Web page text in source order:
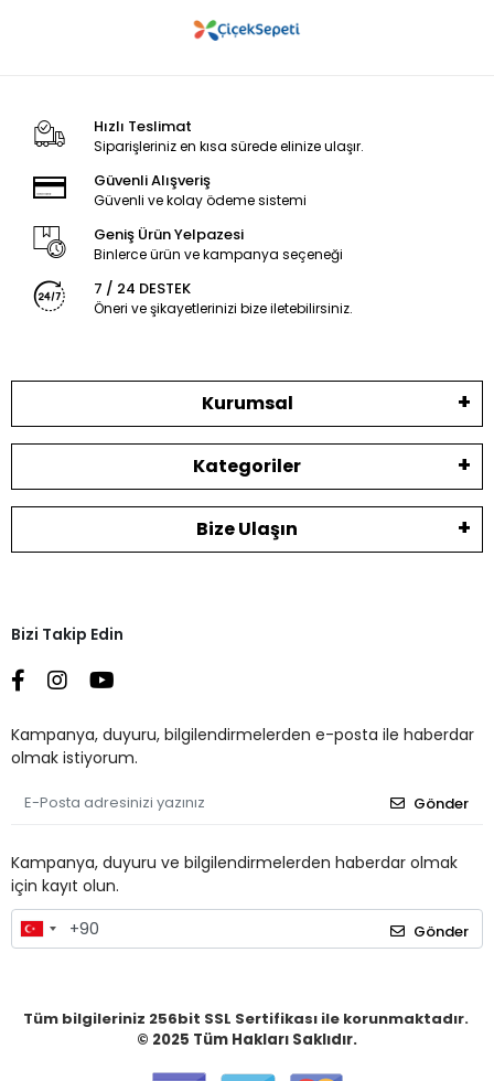
Hızlı Teslimat
Siparişleriniz en kısa sürede elinize ulaşır.
Güvenli Alışveriş
Güvenli ve kolay ödeme sistemi
Geniş Ürün Yelpazesi
Binlerce ürün ve kampanya seçeneği
7 / 24 DESTEK
Öneri ve şikayetlerinizi bize iletebilirsiniz.
Kurumsal
Kategoriler
Bize Ulaşın
Bizi Takip Edin
Kampanya, duyuru, bilgilendirmelerden e-posta ile haberdar
olmak istiyorum.
Gönder
Kampanya, duyuru ve bilgilendirmelerden haberdar olmak
için kayıt olun.
Gönder
Tüm bilgileriniz 256bit SSL Sertifikası ile korunmaktadır.
© 2025 Tüm Hakları Saklıdır.